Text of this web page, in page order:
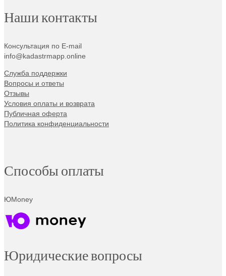
Наши контакты
Консультация по E-mail
info@kadastrmapp.online
Служба поддержки
Вопросы и ответы
Отзывы
Условия оплаты и возврата
Публичная оферта
Политика конфиденциальности
Способы оплаты
ЮMoney
Юридические вопросы